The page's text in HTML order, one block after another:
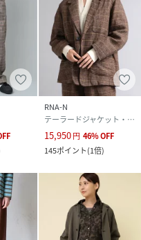
RNA-N
テーラードジャケット・ブレザー
15,950円 46%OFF
145ポイント(1倍)